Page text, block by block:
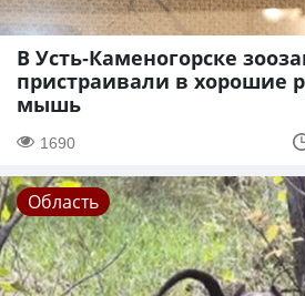
В Усть-Каменогорске
пристраивали в хорошие
мышь
1690
Область